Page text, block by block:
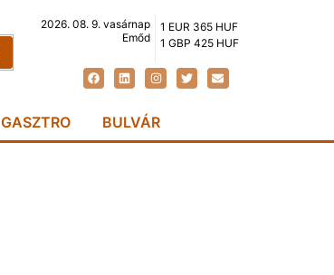
2026. 08. 9. vasárnap
Emőd
1 EUR 365 HUF
1 GBP 425 HUF
GASZTRO BULVÁR